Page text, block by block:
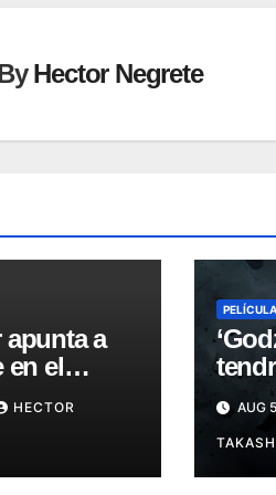
Hector Negrete
a
en el
del
HECTOR
deAUG